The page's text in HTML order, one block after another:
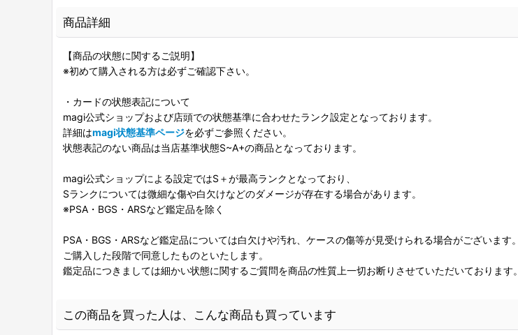
商品詳細
【商品の状態に関するご説明】
※初めて購入される方は必ずご確認下さい。
・カードの状態表記について
magi公式ショップおよび店頭での状態基準に合わせたランク設定となっております。
詳細はmagi状態基準ページを必ずご参照ください。
状態表記のない商品は当店基準状態S~A+の商品となっております。
magi公式ショップによる設定ではS＋が最高ランクとなっており、
Sランクについては微細な傷や白欠けなどのダメージが存在する場合があります。
※PSA・BGS・ARSなど鑑定品を除く
PSA・BGS・ARSなど鑑定品については白欠けや汚れ、ケースの傷等が見受けられる場合がございます。
ご購入した段階で同意したものといたします。
鑑定品につきましては細かい状態に関するご質問を商品の性質上一切お断りさせていただいております。
この商品を買った人は、こんな商品も買っています